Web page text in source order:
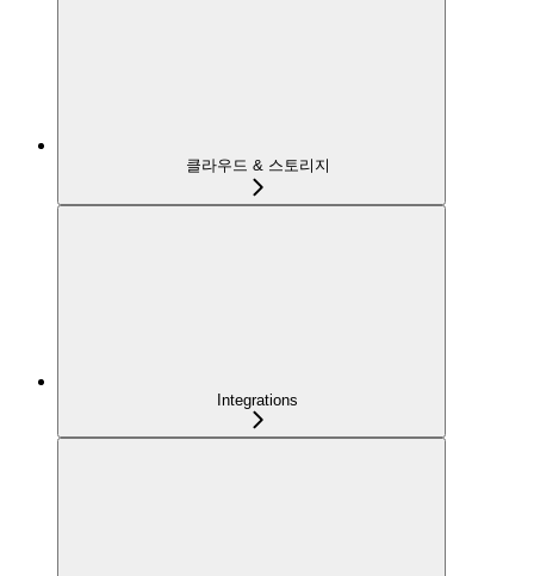
클라우드 & 스토리지
Integrations